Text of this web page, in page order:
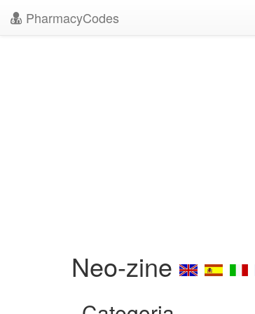
PharmacyCodes
Neo-zine